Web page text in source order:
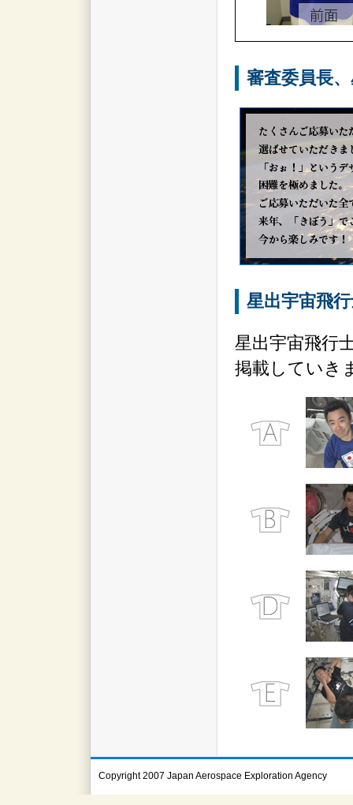
審査委員長
星出宇宙飛
星出宇宙飛行
掲載していき
Copyright 2007 Japan Aerospace Exploration Agency